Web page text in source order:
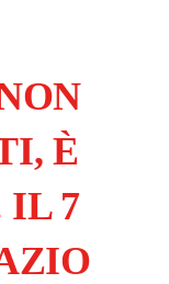
È
IL 7